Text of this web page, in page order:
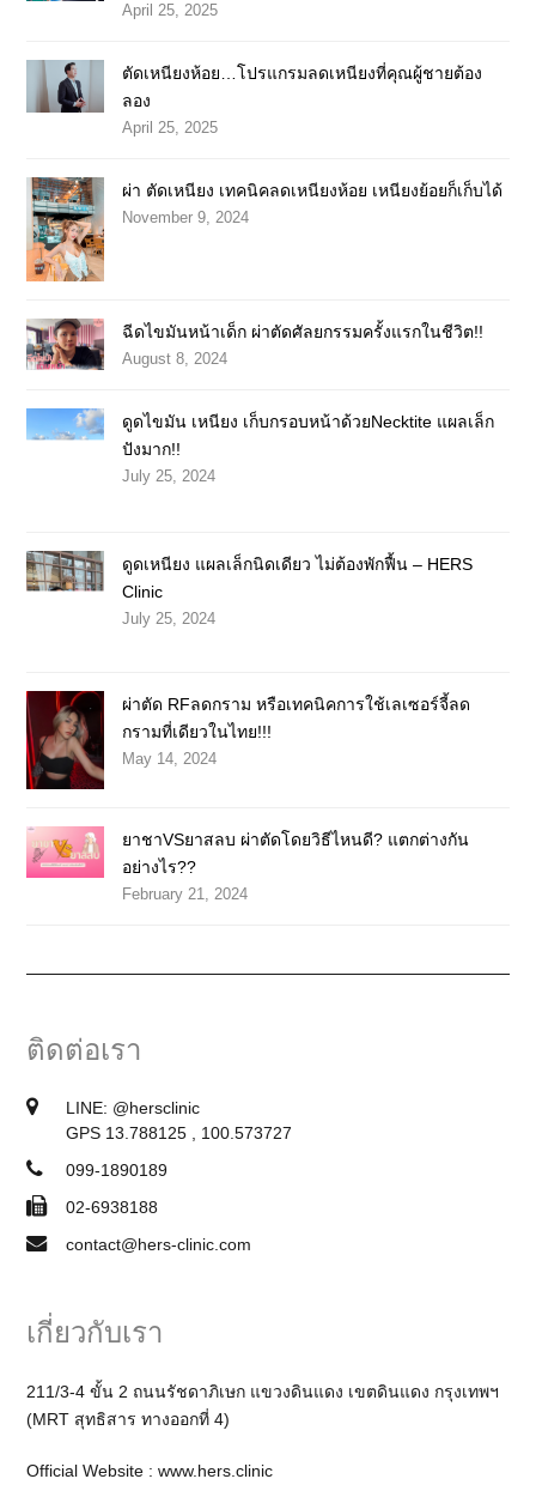
April 25, 2025
ตัดเหนียงห้อย…โปรแกรมลดเหนียงที่คุณผู้ชายต้อง
ลอง
April 25, 2025
ผ่า ตัดเหนียง เทคนิคลดเหนียงห้อย เหนียงย้อยก็เก็บได้
November 9, 2024
ฉีดไขมันหน้าเด็ก ผ่าตัดศัลยกรรมครั้งแรกในชีวิต!!
August 8, 2024
ดูดไขมัน เหนียง เก็บกรอบหน้าด้วยNecktite แผลเล็ก
ปังมาก!!
July 25, 2024
ดูดเหนียง แผลเล็กนิดเดียว ไม่ต้องพักฟื้น – HERS
Clinic
July 25, 2024
ผ่าตัด RFลดกราม หรือเทคนิคการใช้เลเซอร์จี้ลด
กรามที่เดียวในไทย!!!
May 14, 2024
ยาชาVSยาสลบ ผ่าตัดโดยวิธีไหนดี? แตกต่างกัน
อย่างไร??
February 21, 2024
ติดต่อเรา
LINE: @hersclinic
GPS 13.788125 , 100.573727
099-1890189
02-6938188
contact@hers-clinic.com
เกี่ยวกับเรา
211/3-4 ขั้น 2 ถนนรัชดาภิเษก แขวงดินแดง เขตดินแดง กรุงเทพฯ
(MRT สุทธิสาร ทางออกที่ 4)
Official Website :www.hers.clinic